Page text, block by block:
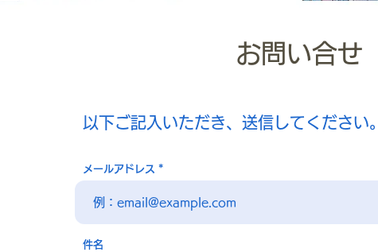
お問い合せ
以下ご記入いただき、送信してください
メールアドレス
件名